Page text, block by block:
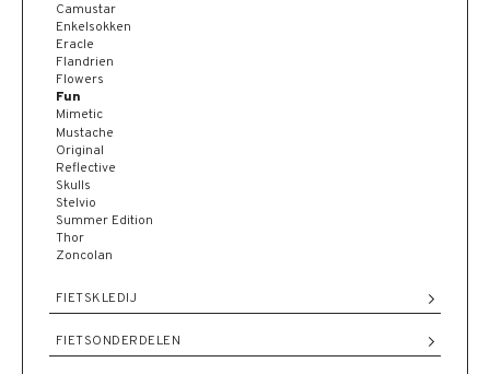
Camustar
Enkelsokken
Eracle
Flandrien
Flowers
Fun
Mimetic
Mustache
Original
Reflective
Skulls
Stelvio
Summer Edition
Thor
Zoncolan
FIETSKLEDIJ
FIETSONDERDELEN